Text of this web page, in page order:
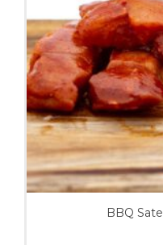
BBQ